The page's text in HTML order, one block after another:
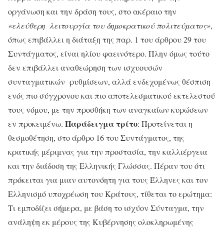
οργάνωση και την δράση τους, στο ακέραιο την
«ελεύθερη λειτουργία του δημοκρατικού πολιτεύματος»,
όπως επιβάλλει η διάταξη της παρ. 1 του άρθρου 29 του
Συντάγματος, είναι ηλίου φαεινότερο. Πλην όμως τούτο
δεν επιβάλλει αναθεώρηση των ισχυουσών
συνταγματικών ρυθμίσεων, αλλά ενδεχομένως θέσπιση
ενός πιο σύγχρονου και πιο αποτελεσματικού εκτελεστού
τους νόμου, με την προσθήκη των αναγκαίων κυρώσεων
εν προκειμένω. Παράδειγμα τρίτο: Προτείνεται η
θεσμοθέτηση, στο άρθρο 16 του Συντάγματος, της
κρατικής μέριμνας για την προστασία, την καλλιέργεια
και την διάδοση της Ελληνικής Γλώσσας. Πέραν του ότι
πρόκειται για μιαν αυτονόητη για τους Έλληνες και τον
Ελληνισμό υποχρέωση του Κράτους, τίθεται το ερώτημα:
Τι εμποδίζει σήμερα, με βάση το ισχύον Σύνταγμα, την
ανάληψη εκ μέρους της Κυβέρνησης ολοκληρωμένης